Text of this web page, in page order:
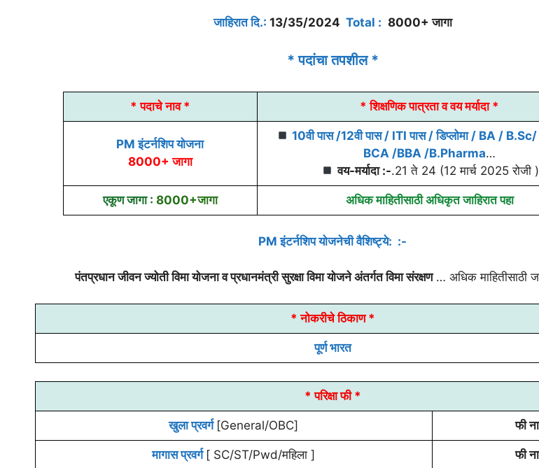
जाहिरात दि.: 13/35/2024 Total : 8000+ जागा
* पदांचा तपशील *
* पदाचे नाव * * शिक्षणिक पात्रता व वय मर्यादा *
PM इंटर्नशिप योजना
8000+ जागा
10वी पास /12वी पास / ITI पास / डिप्लोमा / BA /
BCA /BBA /B.Pharma…
वय-मर्यादा :-.21 ते 24 (12 मार्च 2025 रोजी )
एकूण जागा : 8000+जागा अधिक माहितीसाठी अधिकृत जाहिरात पहा
PM इंटर्नशिप योजनेची वैशिष्ट्ये: :-
पंतप्रधान जीवन ज्योती विमा योजना व प्रधानमंत्री सुरक्षा विमा योजने अंतर्गत विमा संरक्षण… अधिक माहितीसाठी
* नोकरीचे ठिकाण *
पूर्ण भारत
* परिक्षा फी *
खुला प्रवर्ग [General/OBC] फी
मागास प्रवर्ग [ SC/ST/Pwd/महिला ] फी